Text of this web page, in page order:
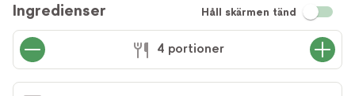
Ingredienser Håll skärmen tänd
4 portioner